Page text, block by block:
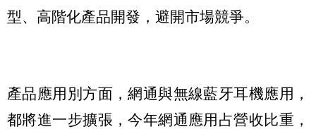
型、高階化產品開發，避開市場競爭。
產品應用別方面，網通與無線藍牙耳機應用，
都將進一步擴張，今年網通應用占營收比重，